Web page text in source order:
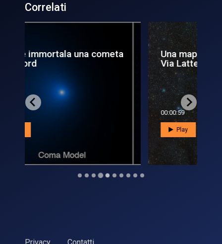
Correlati
Una mappa da record per la
Privacy Contatti